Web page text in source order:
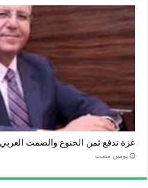
غزة تدفع ثمن الخنوع والصمت
‏يومين مضت